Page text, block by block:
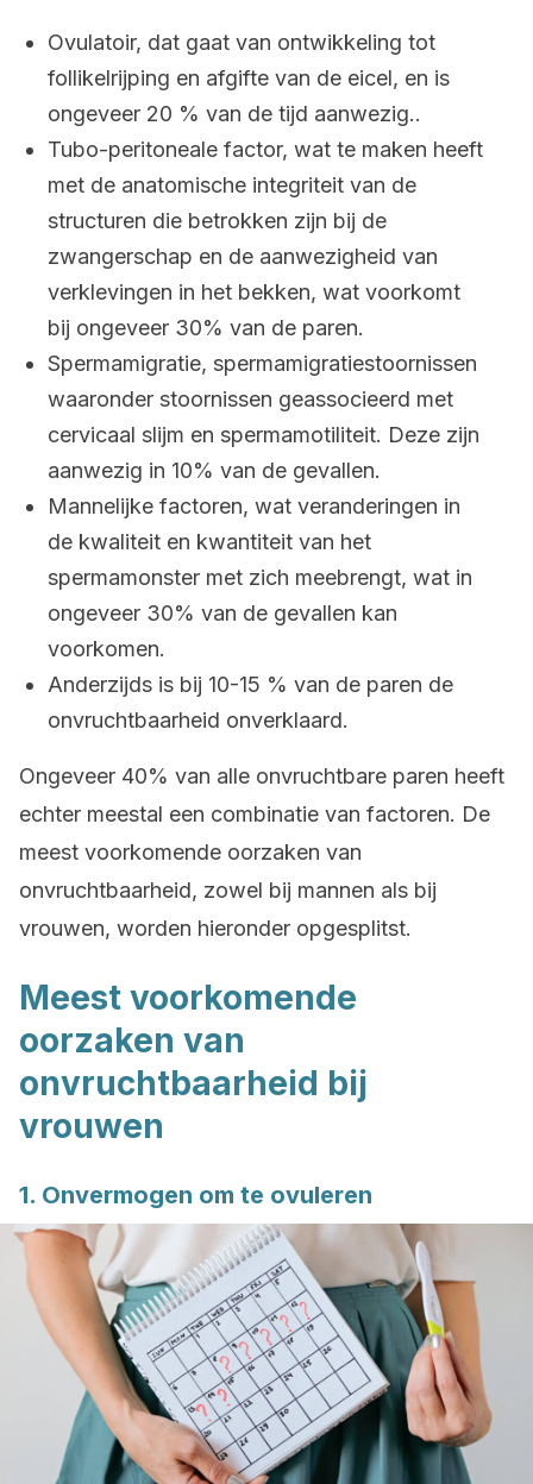
Ovulatoir, dat gaat van ontwikkeling tot
follikelrijping en afgifte van de eicel, en is
ongeveer 20 % van de tijd aanwezig..
Tubo-peritoneale factor, wat te maken heeft
met de anatomische integriteit van de
structuren die betrokken zijn bij de
zwangerschap en de aanwezigheid van
verklevingen in het bekken, wat voorkomt
bij ongeveer 30% van de paren.
Spermamigratie, spermamigratiestoornissen
waaronder stoornissen geassocieerd met
cervicaal slijm en spermamotiliteit. Deze zijn
aanwezig in 10% van de gevallen.
Mannelijke factoren, wat veranderingen in
de kwaliteit en kwantiteit van het
spermamonster met zich meebrengt, wat in
ongeveer 30% van de gevallen kan
voorkomen.
Anderzijds is bij 10-15 % van de paren de
onvruchtbaarheid onverklaard.
Ongeveer 40% van alle onvruchtbare paren heeft
echter meestal een combinatie van factoren. De
meest voorkomende oorzaken van
onvruchtbaarheid, zowel bij mannen als bij
vrouwen, worden hieronder opgesplitst.
Meest voorkomende
oorzaken van
onvruchtbaarheid bij
vrouwen
1. Onvermogen om te ovuleren